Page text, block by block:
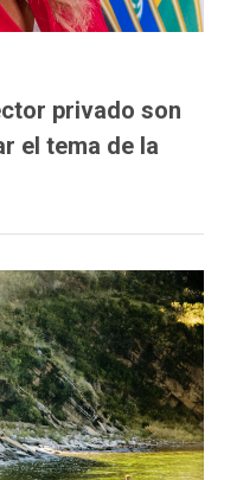
privado son
el tema de la